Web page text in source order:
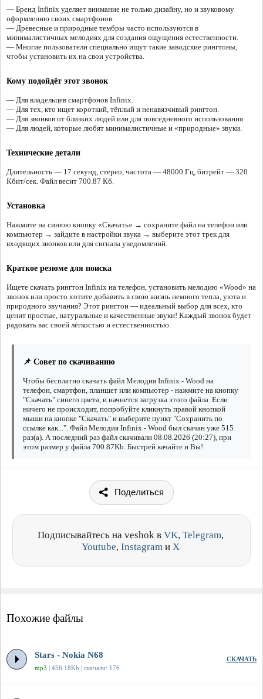
— Бренд Infinix уделяет внимание не только дизайну, но и звуковому
оформлению своих смартфонов.
— Древесные и природные тембры часто используются в
минималистичных мелодиях для создания ощущения естественности.
— Многие пользователи специально ищут такие заводские рингтоны,
чтобы установить их на свои устройства.
Кому подойдёт этот звонок
— Для владельцев смартфонов Infinix.
— Для тех, кто ищет короткий, тёплый и ненавязчивый рингтон.
— Для звонков от близких людей или для повседневного использования.
— Для людей, которые любят минималистичные и «природные» звуки.
Технические детали
Длительность — 17 секунд, стерео, частота — 48000 Гц, битрейт — 320
Кбит/сек. Файл весит 700.87 Кб.
Установка
Нажмите на синюю кнопку «Скачать» → сохраните файл на телефон или
компьютер → зайдите в настройки звука → выберите этот трек для
входящих звонков или для сигнала уведомлений.
Краткое резюме для поиска
Ищете скачать рингтон Infinix на телефон, установить мелодию «Wood» на
звонок или просто хотите добавить в свою жизнь немного тепла, уюта и
природного звучания? Этот рингтон — идеальный выбор для всех, кто
ценит простые, натуральные и качественные звуки! Каждый звонок будет
радовать вас своей лёгкостью и естественностью.
📌 Совет по скачиванию
Чтобы бесплатно скачать файл Мелодия Infinix - Wood на
телефон, смартфон, планшет или компьютер - нажмите на кнопку
"Скачать" синего цвета, и начнется загрузка этого файла. Если
ничего не происходит, попробуйте кликнуть правой кнопкой
мыши на кнопке "Скачать" и выберите пункт "Сохранить по
ссылке как...". Файл Мелодия Infinix - Wood был скачан уже 515
раз(а). А последний раз файл скачивали 08.08.2026 (20:27), при
этом размер у файла 700.87Kb. Быстрей качайте и Вы!
Поделиться
Подписывайтесь на veshok в VK, Telegram,
Youtube, Instagram и X
Похожие файлы
Stars - Nokia N68
mp3 | 456.18Kb | скачали: 176
СКАЧАТЬ